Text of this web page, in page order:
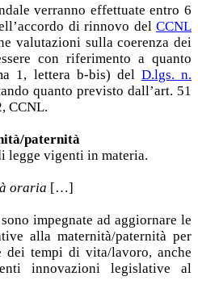
verranno effettuate entro 6
di rinnovo del CCNL
valutazioni sulla coerenza dei
con riferimento a quanto
1, lettera b-bis) del D.lgs. n.
quanto previsto dall’art. 51
CCNL.
paternità
legge vigenti in materia.
oraria […]
impegnate ad aggiornare le
alla maternità/paternità per
tempi di vita/lavoro, anche
innovazioni legislative al